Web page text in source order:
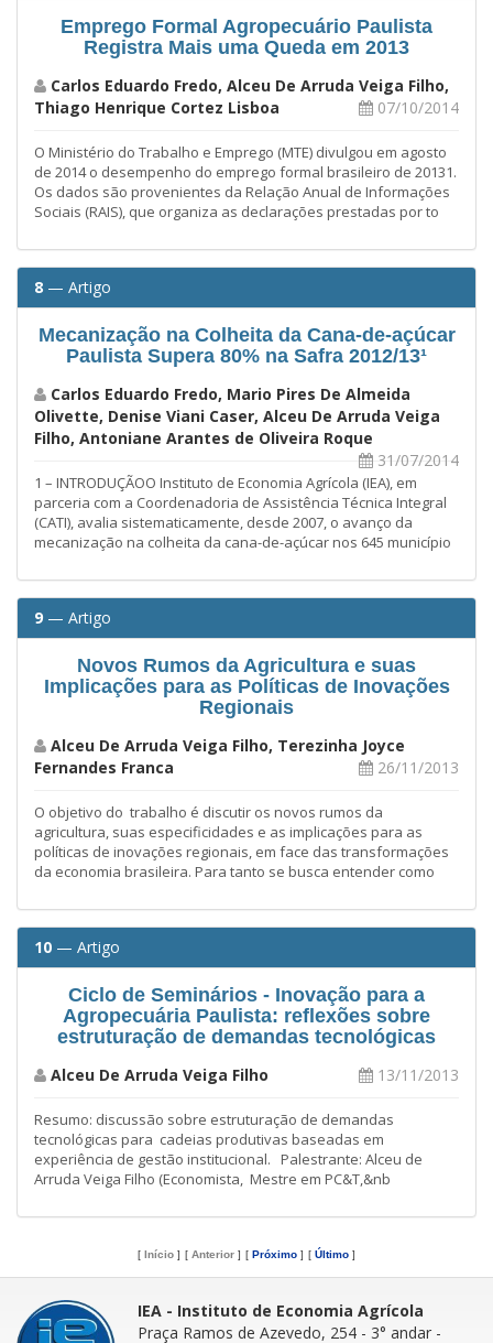
Emprego Formal Agropecuário Paulista
Registra Mais uma Queda em 2013
Carlos Eduardo Fredo, Alceu De Arruda Veiga Filho,
Thiago Henrique Cortez Lisboa
07/10/2014
O Ministério do Trabalho e Emprego (MTE) divulgou em agosto
de 2014 o desempenho do emprego formal brasileiro de 20131.
Os dados são provenientes da Relação Anual de Informações
Sociais (RAIS), que organiza as declarações prestadas por to
8 — Artigo
Mecanização na Colheita da Cana-de-açúcar
Paulista Supera 80% na Safra 2012/13¹
Carlos Eduardo Fredo, Mario Pires De Almeida
Olivette, Denise Viani Caser, Alceu De Arruda Veiga
Filho, Antoniane Arantes de Oliveira Roque
31/07/2014
1 – INTRODUÇÃOO Instituto de Economia Agrícola (IEA), em
parceria com a Coordenadoria de Assistência Técnica Integral
(CATI), avalia sistematicamente, desde 2007, o avanço da
mecanização na colheita da cana-de-açúcar nos 645 município
9 — Artigo
Novos Rumos da Agricultura e suas
Implicações para as Políticas de Inovações
Regionais
Alceu De Arruda Veiga Filho, Terezinha Joyce
Fernandes Franca
26/11/2013
O objetivo do trabalho é discutir os novos rumos da
agricultura, suas especificidades e as implicações para as
políticas de inovações regionais, em face das transformações
da economia brasileira. Para tanto se busca entender como
10 — Artigo
Ciclo de Seminários - Inovação para a
Agropecuária Paulista: reflexões sobre
estruturação de demandas tecnológicas
Alceu De Arruda Veiga Filho 13/11/2013
Resumo: discussão sobre estruturação de demandas
tecnológicas para cadeias produtivas baseadas em
experiência de gestão institucional. Palestrante: Alceu de
Arruda Veiga Filho (Economista, Mestre em PC&T,&nb
[ Início ] [ Anterior ] [ Próximo ] [ Último ]
IEA - Instituto de Economia Agrícola
Praça Ramos de Azevedo, 254 - 3° andar -